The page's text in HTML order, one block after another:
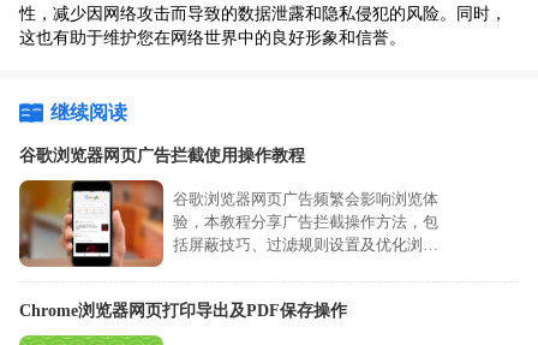
性，减少因网络攻击而导致的数据泄露和隐私侵犯的风险。同时，
这也有助于维护您在网络世界中的良好形象和信誉。
继续阅读
谷歌浏览器网页广告拦截使用操作教程
谷歌浏览器网页广告频繁会影响浏览体
验，本教程分享广告拦截操作方法，包
括屏蔽技巧、过滤规则设置及优化浏览
Chrome浏览器网页打印导出及PDF保存操作